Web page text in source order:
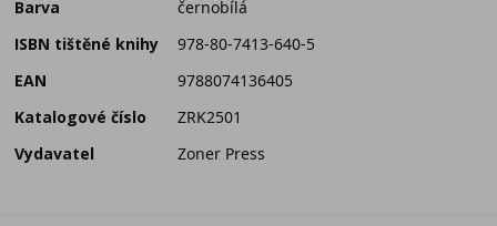
Barva
černobílá
ISBN tištěné knihy
978-80-7413-640-5
EAN
9788074136405
Katalogové číslo
ZRK2501
Vydavatel
Zoner Press